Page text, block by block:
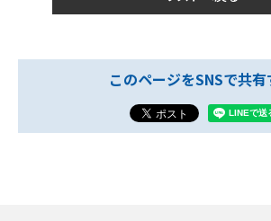
このページをSNSで共有